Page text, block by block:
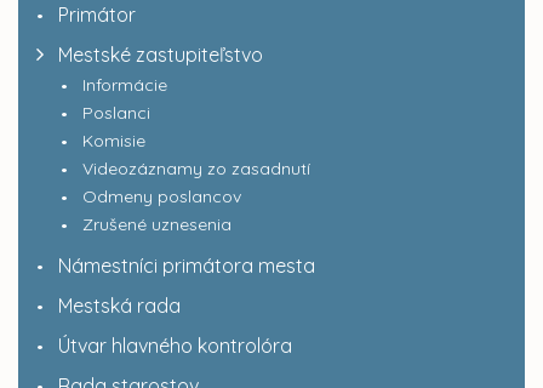
Primátor
Mestské zastupiteľstvo
Informácie
Poslanci
Komisie
Videozáznamy zo zasadnutí
Odmeny poslancov
Zrušené uznesenia
Námestníci primátora mesta
Mestská rada
Útvar hlavného kontrolóra